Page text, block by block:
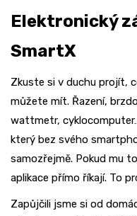
Elektronický
SmartX
Zkuste si v duchu projít,
můžete mít. Řazení,
wattmetr,
který bez svého
samozřejmě. Pokud mu
aplikace přímo říkají. To
Zapůjčili jsme si od